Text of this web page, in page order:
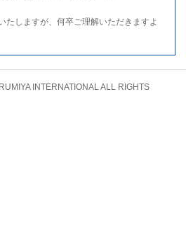
たしますが、何卒ご理解いただきますよ